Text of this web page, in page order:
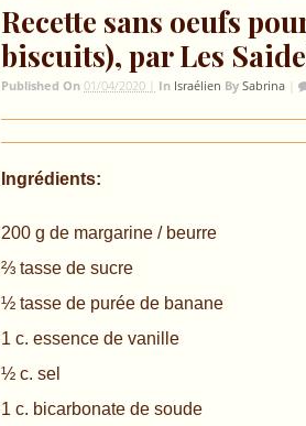
Recette sans oeufs
biscuits), par Les
Published On 01/04/2020 | In Israélien By Sabrina
Ingrédients:
200 g de margarine / beurre
⅔ tasse de sucre
½ tasse de purée de banane
1 c. essence de vanille
½ c. sel
1 c. bicarbonate de soude